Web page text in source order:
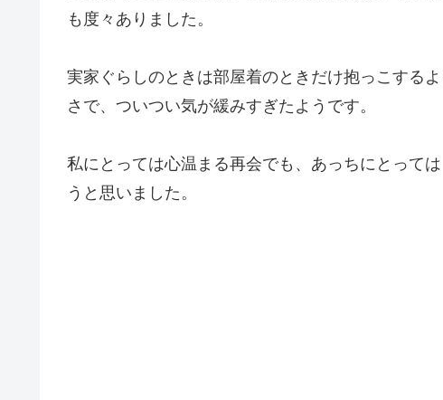
も度々ありました。
実家ぐらしのときは部屋着のときだけ抱っこする
さで、ついつい気が緩みすぎたようです。
私にとっては心温まる再会でも、あっちにとって
うと思いました。